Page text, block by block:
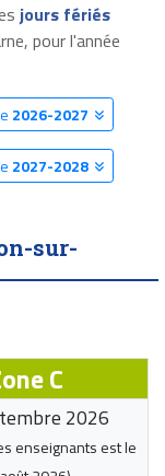
jours fériés
pour l'année
2026-2027
2027-2028
sur-
C
2026
enseignants est le